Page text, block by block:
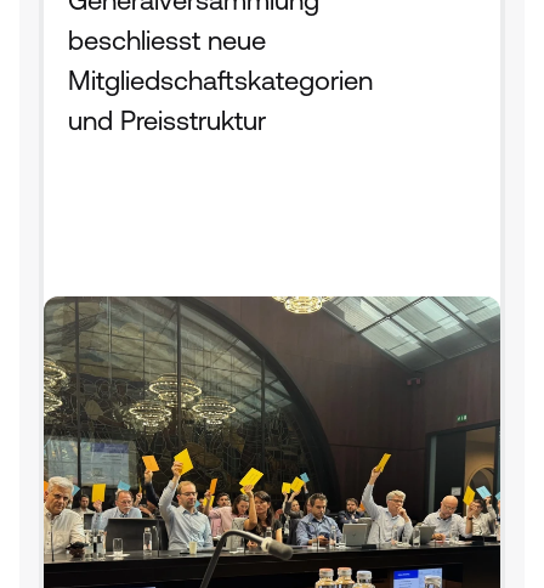
beschliesst neue
Mitgliedschaftskategorien
und Preisstruktur